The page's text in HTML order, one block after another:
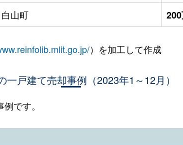
白山町
）を加工して作成
一戸建て売却事例（2023年1～12月）
です。